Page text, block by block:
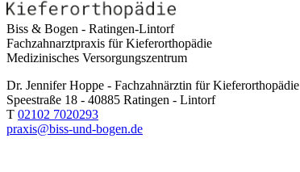
Biss & Bogen - Ratingen-Lintorf
Fachzahnarztpraxis für Kieferorthopädie
Medizinisches Versorgungszentrum
Dr. Jennifer Hoppe - Fachzahnärztin für Kieferorthopädie
Speestraße 18 - 40885 Ratingen - Lintorf
T 02102 7020293
praxis@biss-und-bogen.de